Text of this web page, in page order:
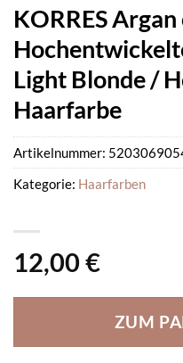
KORRES Argan
Light Blonde /
Haarfarbe
12,00 €
ZUM
Artikelnummer:
Kategorie: Haarfarben